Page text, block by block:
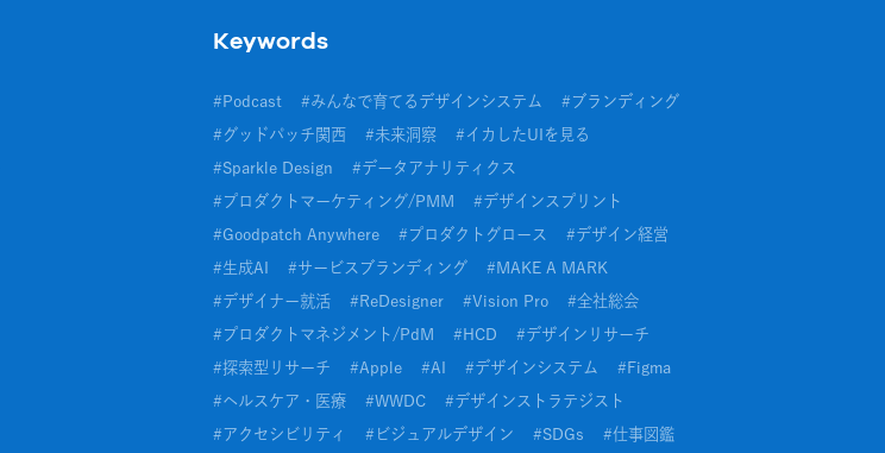
Keywords
# Podcast #みんなで育てるデザインシステム # ブランディング
# グッドパッチ関西 #未来洞察 # イカしたUIを見る
#Sparkle Design #データアナリティクス
# プロダクトマーケティング/PMM #デザインスプリント
#Goodpatch Anywhere # プロダクトグロース #デザイン経営
#生成AI #サービスブランディング # MAKE A MARK
#デザイナー就活 # ReDesigner #Vision Pro #全社総会
# プロダクトマネジメント/PdM # HCD #デザインリサーチ
#探索型リサーチ #Apple #AI #デザインシステム # Figma
#ヘルスケア・医療 #WWDC #デザインストラテジスト
#アクセシビリティ # ビジュアルデザイン #SDGs #仕事図鑑